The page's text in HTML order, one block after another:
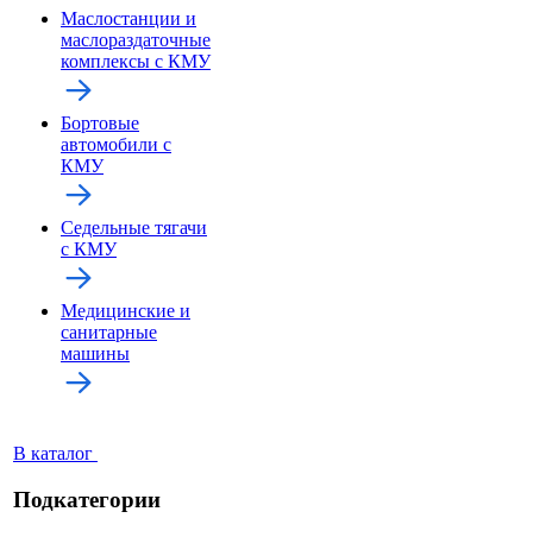
Маслостанции и
маслораздаточные
комплексы с КМУ
Бортовые
автомобили с
КМУ
Седельные тягачи
с КМУ
Медицинские и
санитарные
машины
В каталог
Подкатегории